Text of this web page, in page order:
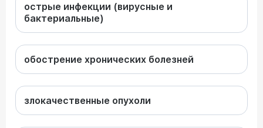
острые инфекции (вирусные и
бактериальные)
обострение хронических болезней
злокачественные опухоли